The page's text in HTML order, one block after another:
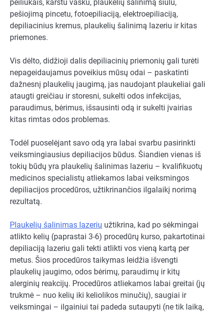
peiliukais, karštu vašku, plaukelių šalinimą siūlu,
pešiojimą pincetu, fotoepiliaciją, elektroepiliaciją,
depiliacinius kremus, plaukelių šalinimą lazeriu ir kitas
priemones.
Vis dėlto, didžioji dalis depiliacinių priemonių gali turėti
nepageidaujamus poveikius mūsų odai – paskatinti
dažnesnį plaukelių įaugimą, jas naudojant plaukeliai gali
ataugti greičiau ir storesni, sukelti odos infekcijas,
paraudimus, bėrimus, išsausinti odą ir sukelti įvairias
kitas rimtas odos problemas.
Todėl puoselėjant savo odą yra labai svarbu pasirinkti
veiksmingiausius depiliacijos būdus. Šiandien vienas iš
tokių būdų yra plaukelių šalinimas lazeriu – kvalifikuotų
medicinos specialistų atliekamos labai veiksmingos
depiliacijos procedūros, užtikrinančios ilgalaikį norimą
rezultatą.
Plaukelių šalinimas lazeriu užtikrina, kad po sėkmingai
atlikto kelių (paprastai 3-6) procedūrų kurso, pakartotinai
depiliaciją lazeriu gali tekti atlikti vos vieną kartą per
metus. Šios procedūros taikymas leidžia išvengti
plaukelių įaugimo, odos bėrimų, paraudimų ir kitų
alerginių reakcijų. Procedūros atliekamos labai greitai (jų
trukmė – nuo kelių iki keliolikos minučių), saugiai ir
veiksmingai – ilgainiui tai padeda sutaupyti (ne tik laiką,